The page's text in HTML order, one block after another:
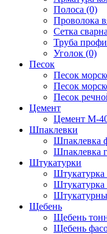
Полоса (0)
Проволока
Сетка
Труба
Уголок (0)
Песок
Песок
Песок
Песок
Цемент
Цемент М-
Шпаклевки
Шпаклевка
Шпаклевка
Штукатурки
Штукатурка
Штукатурка
Щебень
Щебень
Щебень